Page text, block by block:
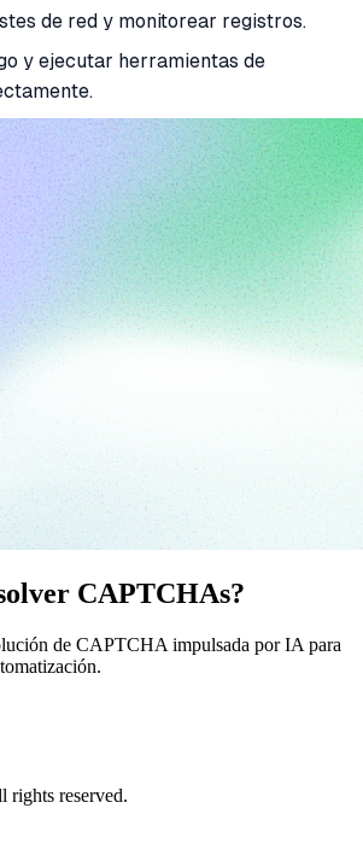
de red y monitorear registros.
y ejecutar herramientas de
CAPTCHAs?
de CAPTCHA impulsada por IA para
rights reserved.